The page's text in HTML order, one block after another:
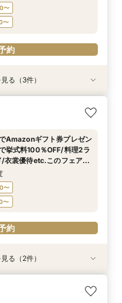
約
〜
約
〜
〜
約
軽に見学◎結婚式準備ス
〜
〜
約
Amazonギフト券プレゼン
挙式料100％OFF/料理2ラ
ル記念フェア◎
〜
約
視の方*必見】八坂の塔に
料理ハーフコース試食で
〜
約
る（3件）
Amazonギフト券プレゼン
挙式料100％OFF/料理2ラ
衣裳優待etc.このフェア限
ル記念フェア◎
〜
〜
約
軽に見学◎結婚式準備ス
視の方*必見】八坂の塔に
料理ハーフコース試食で
る（2件）